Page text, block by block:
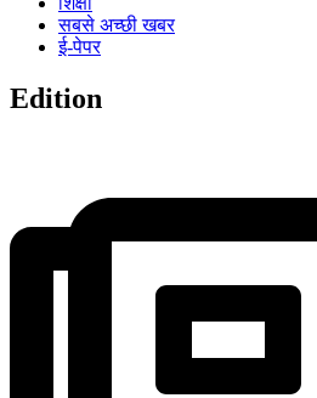
सबसे अच्छी खबर
ई-पेपर
Edition